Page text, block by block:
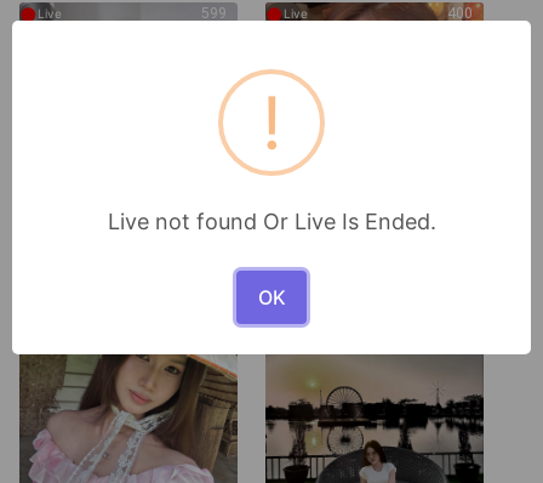
!
Live not found Or Live Is Ended.
OK
599
●Live 400
●Live
●Live